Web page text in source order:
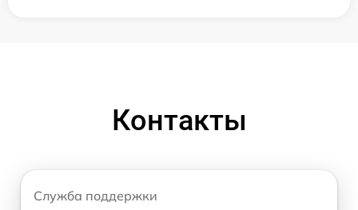
Контакты
Служба поддержки